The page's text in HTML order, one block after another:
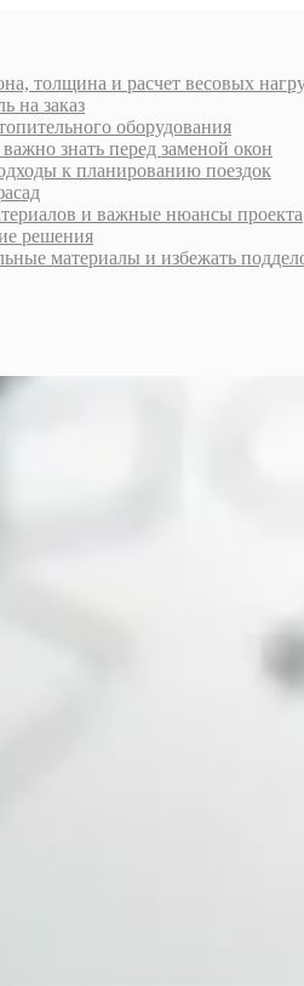
толщина и расчет весовых
на заказ
оборудования
знать перед заменой окон
к планированию поездок
и важные нюансы проекта
решения
материалы и избежать